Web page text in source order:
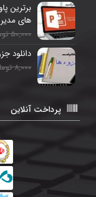
برترین
های
50,000 تومان
دانلود
8,000 تومان
پرداخت آنلاین